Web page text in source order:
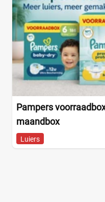
Pampers
maandbox
Luiers